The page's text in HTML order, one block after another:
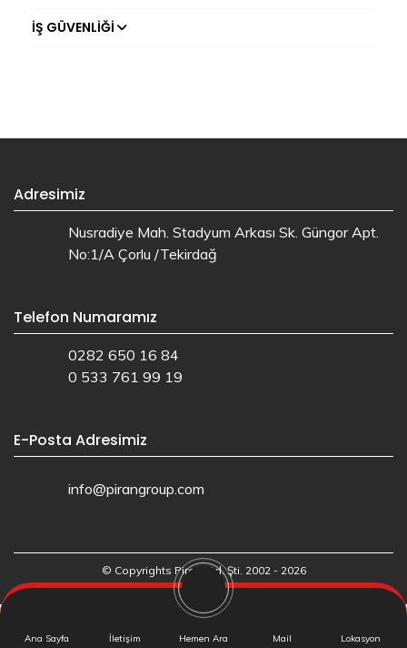
İŞ GÜVENLIĞI
Adresimiz
Nusradiye Mah. Stadyum Arkası Sk. Güngor Apt.
No:1/A Çorlu /Tekirdağ
Telefon Numaramız
0282 650 16 84
0 533 761 99 19
E-Posta Adresimiz
info@pirangroup.com
© Copyrights Piran Ltd. Şti. 2002 - 2026
Web Tasarım: Ajans.io
Ana Sayfa İletişim Hemen Ara Mail Lokasyon